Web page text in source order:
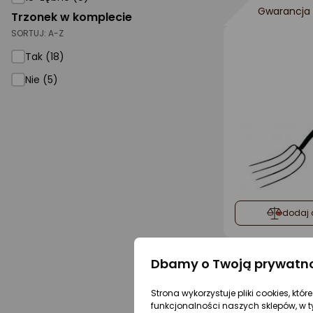
Trzonek w komplecie
SORTUJ: A-Z
Tak (18)
Nie (5)
Gwarancja
dodaj
Dbamy o Twoją
Strona wykorzystuje pliki cookies,
funkcjonalności naszych sklepów, w